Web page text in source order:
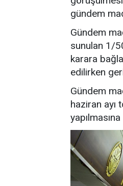
gündem
Gündem
sunulan 1/
karara
edilirken
Gündem
haziran ayı